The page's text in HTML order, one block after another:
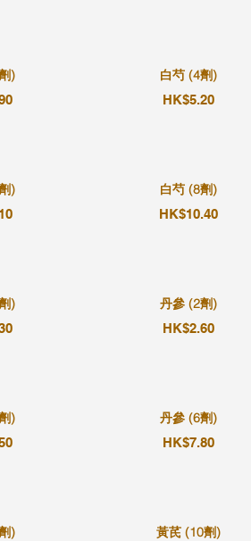
)
)
)
)
)
白芍 (4劑)
HK$5.20
白芍 (8劑)
HK$10.40
丹參 (2劑)
HK$2.60
丹參 (6劑)
HK$7.80
黃芪 (10劑)